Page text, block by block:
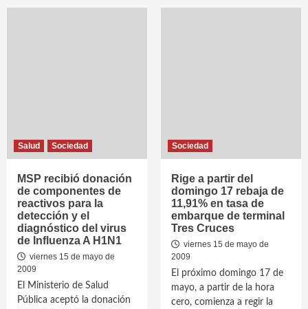
Salud Sociedad
MSP recibió donación
de componentes de
reactivos para la
detección y el
diagnóstico del virus
de Influenza A H1N1
viernes 15 de mayo de
2009
El Ministerio de Salud
Pública aceptó la donación
Sociedad
Rige a partir del
domingo 17 rebaja de
11,91% en tasa de
embarque de terminal
Tres Cruces
viernes 15 de mayo de
2009
El próximo domingo 17 de
mayo, a partir de la hora
cero, comienza a regir la